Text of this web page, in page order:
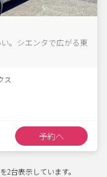
。シエンタで広がる東
ス
予約へ
2台表示しています。